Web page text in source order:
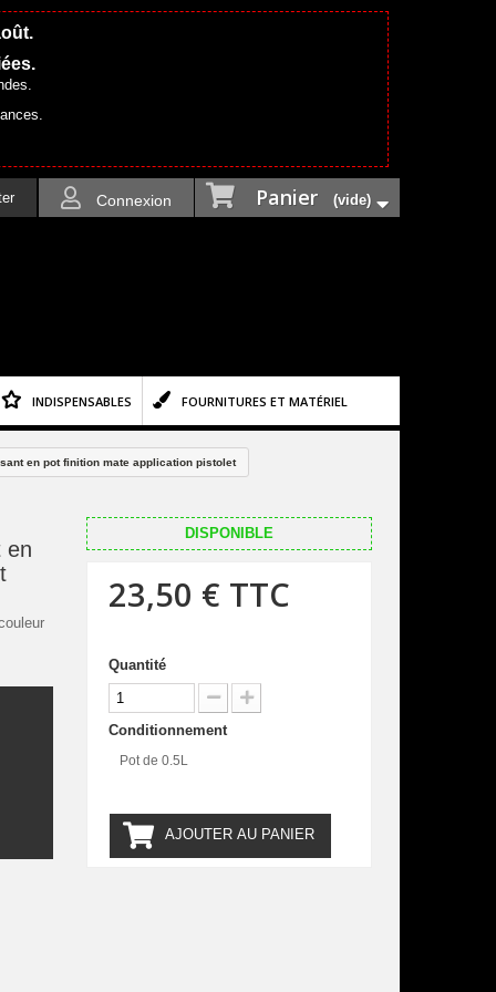
Panier (vide)
Connexion
INDISPENSABLES FOURNITURES ET MATÉRIEL
en pot finition mate application pistolet
en
DISPONIBLE
23,50 € TTC
Quantité
Conditionnement
Pot de 0.5L
AJOUTER AU PANIER